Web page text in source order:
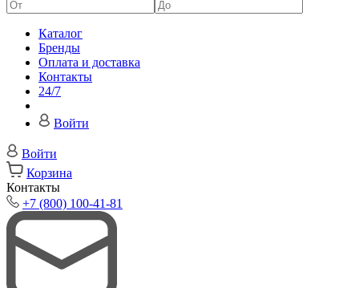
Каталог
Бренды
Оплата и доставка
Контакты
24/7
Войти
Войти
Корзина
Контакты
+7 (800) 100-41-81